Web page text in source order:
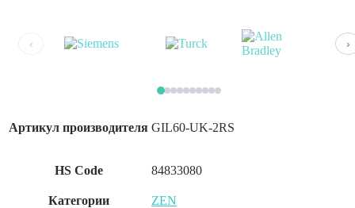
‹ ›
Артикул производителя GIL60-UK-2RS
HS Code 84833080
Категории ZEN